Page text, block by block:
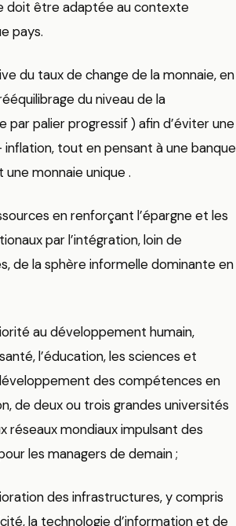
doit être adaptée au contexte
pays.
du taux de change de la monnaie, en
du niveau de la
par palier progressif ) afin d’éviter une
tout en pensant à une banque
monnaie unique .
en renforçant l’épargne et les
par l’intégration, loin de
de la sphère informelle dominante en
au développement humain,
l’éducation, les sciences et
des compétences en
de deux ou trois grandes universités
réseaux mondiaux impulsant des
les managers de demain ;
des infrastructures, y compris
la technologie d’information et de